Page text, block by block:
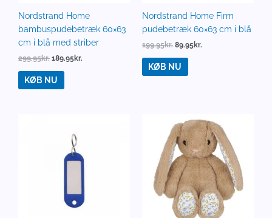
Nordstrand Home
bambuspudebetræk 60×63
cm i blå med striber
299.95kr. 189.95kr.
KØB NU
Nordstrand Home Firm
pudebetræk 60×63 cm i blå
199.95kr. 89.95kr.
KØB NU